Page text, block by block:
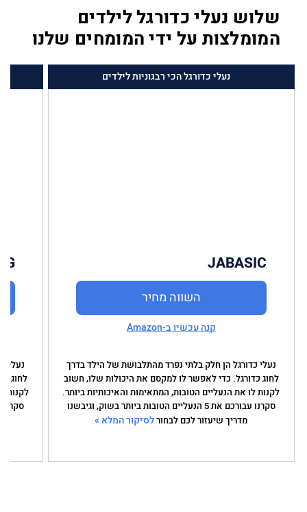
שלוש נעלי כדורגל לילדים
המומלצות על ידי המומחים שלנו
נעלי כדורגל הכי רבגוניות לילדים
JABASIC
השווה מחיר
קנה עכשיו ב-Amazon
נעלי כדורגל הן חלק בלתי נפרד מהתלבושת של הילד בדרך
לחוג כדורגל. כדי לאפשר לו למקסם את היכולות שלו, חשוב
לקנות לו את הנעליים הטובות, המתאימות והאיכותיות ביותר.
סקרנו עבורכם את 5 הנעליים הטובות ביותר בשוק, וגיבשנו
מדריך שיעזור לכם לבחורלסיקור המלא »
נעלי
לחוג
לקנות